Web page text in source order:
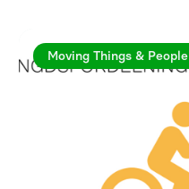
Moving Things & People